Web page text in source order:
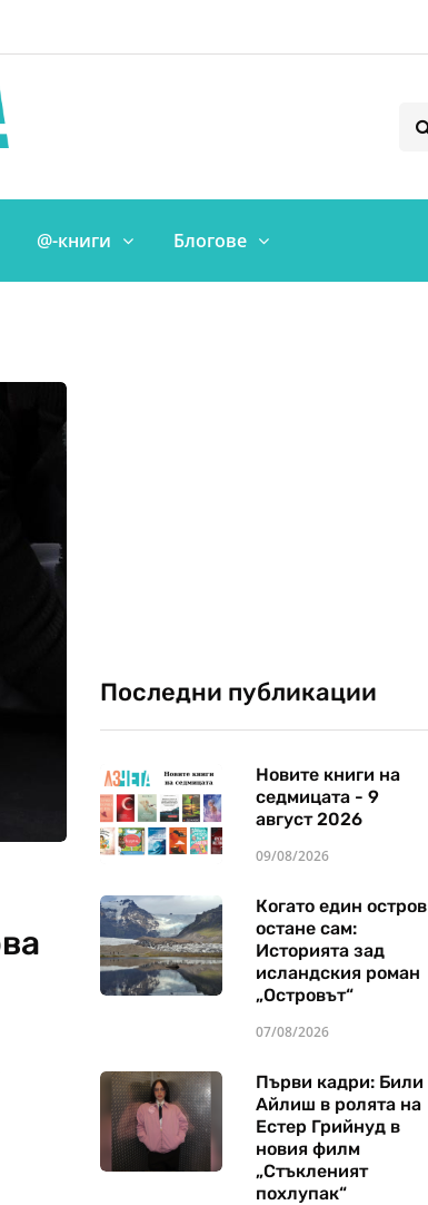
@-книги Блогове
Последни публикации
Новите книги на
седмицата - 9
август 2026
09/08/2026
Когато един остров
остане сам:
Историята зад
исландския роман
„Островът“
07/08/2026
Първи кадри: Били
Айлиш в ролята на
Естер Грийнуд в
новия филм
„Стъкленият
похлупак“